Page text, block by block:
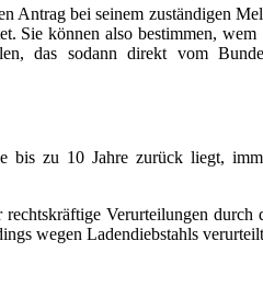
Antrag bei seinem zuständigen
Sie können also bestimmen,
das sodann direkt vom
bis zu 10 Jahre zurück liegt,
Verurteilungen durch
wegen Ladendiebstahls